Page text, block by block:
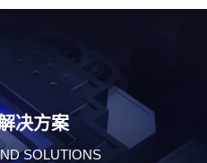
决方案
SOLUTIONS